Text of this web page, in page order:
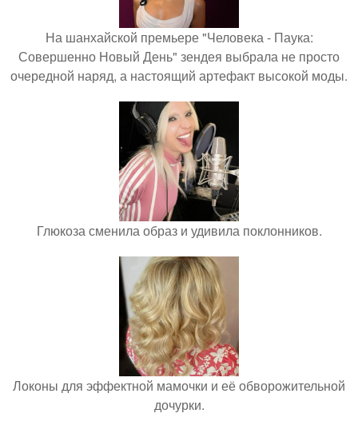
На шанхайской премьере "Человека - Паука:
Совершенно Новый День" зендея выбрала не просто
очередной наряд, а настоящий артефакт высокой моды.
Глюкоза сменила образ и удивила поклонников.
Локоны для эффектной мамочки и её обворожительной
дочурки.